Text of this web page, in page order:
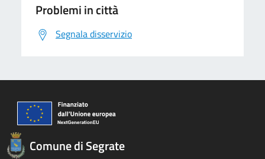
Problemi in città
Segnala disservizio
Comune di Segrate